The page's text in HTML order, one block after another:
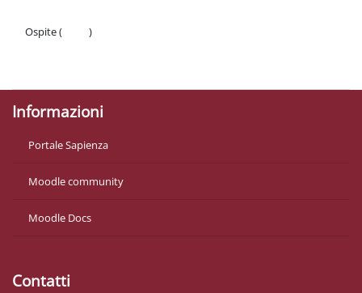
Ospite (
)
Informazioni
Portale Sapienza
Moodle community
Moodle Docs
Contatti